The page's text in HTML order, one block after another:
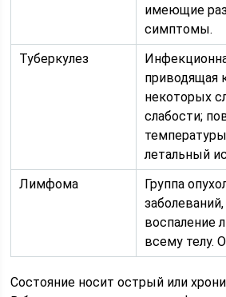
имеющие
симптомы.
Туберкулез
приводящая
некоторых
слабости;
летальный
Лимфома
Группа
воспаление
всему телу.
Состояние носит острый или